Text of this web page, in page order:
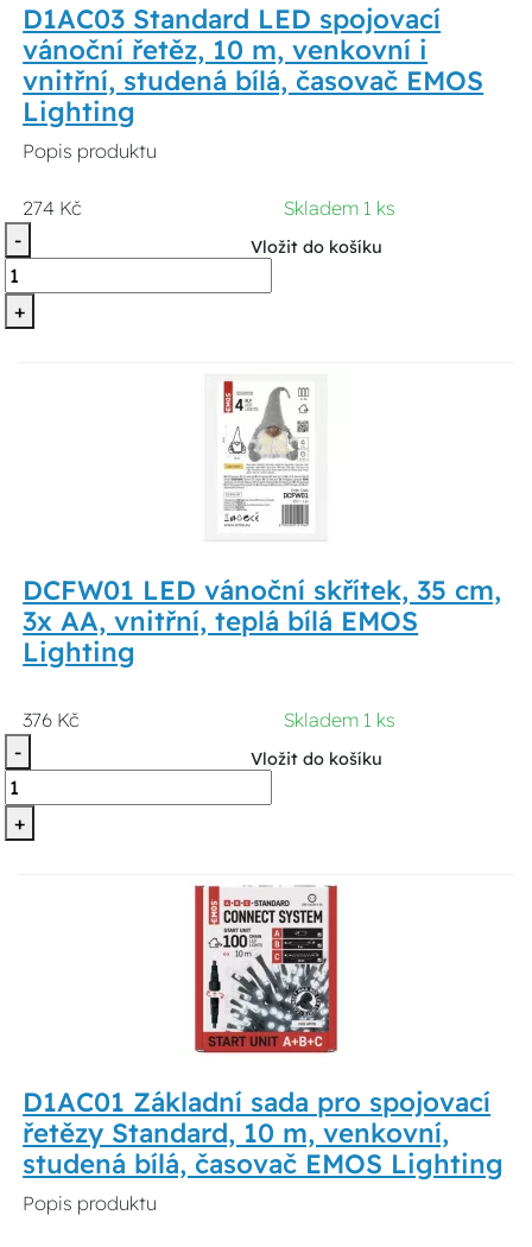
D1AC03 Standard LED spojovací
vánoční řetěz, 10 m, venkovní i
vnitřní, studená bílá, časovač EMOS
Lighting
Popis produktu
274 Kč
Skladem 1 ks
-
+
Vložit do košíku
DCFW01 LED vánoční skřítek, 35 cm,
3x AA, vnitřní, teplá bílá EMOS
Lighting
376 Kč
Skladem 1 ks
-
+
Vložit do košíku
D1AC01 Základní sada pro spojovací
řetězy Standard, 10 m, venkovní,
studená bílá, časovač EMOS Lighting
Popis produktu